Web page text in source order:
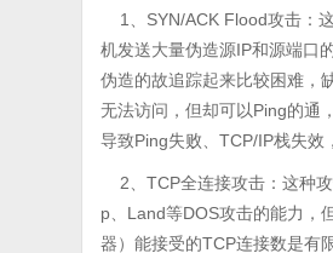
1、SYN/ACK Flood攻击：
机发送大量伪造源IP和源端口
伪造的故追踪起来比较困难，
无法访问，但却可以Ping的通
导致Ping失败、TCP/IP栈失效
2、TCP全连接攻击：这种
p、Land等DOS攻击的能力，
器）能接受的TCP连接数是有